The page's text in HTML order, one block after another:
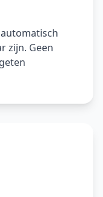
zijn. Geen